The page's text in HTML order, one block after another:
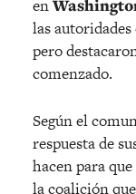
en
las autoridades
pero
comenzado.
Según el
respuesta de
hacen para
la coalición